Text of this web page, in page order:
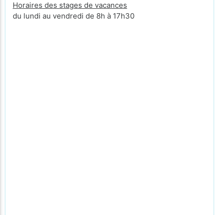
Horaires des stages de vacances
du lundi au vendredi de 8h à 17h30